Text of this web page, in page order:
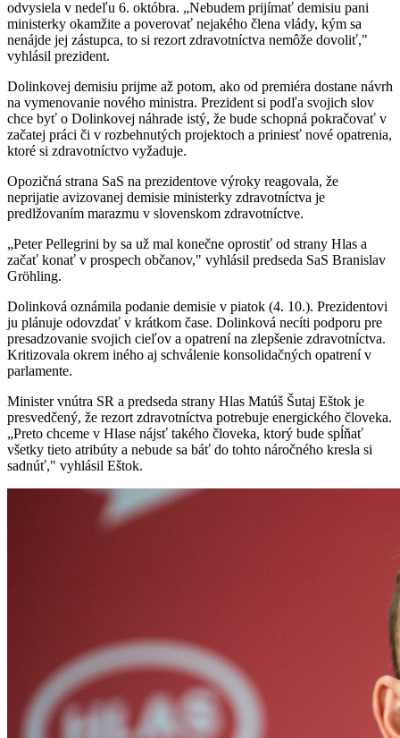
odvysiela v nedeľu 6. októbra. „Nebudem prijímať demisiu pani
ministerky okamžite a poverovať nejakého člena vlády, kým sa
nenájde jej zástupca, to si rezort zdravotníctva nemôže dovoliť,"
vyhlásil prezident.
Dolinkovej demisiu prijme až potom, ako od premiéra dostane návrh
na vymenovanie nového ministra. Prezident si podľa svojich slov
chce byť o Dolinkovej náhrade istý, že bude schopná pokračovať v
začatej práci či v rozbehnutých projektoch a priniesť nové opatrenia,
ktoré si zdravotníctvo vyžaduje.
Opozičná strana SaS na prezidentove výroky reagovala, že
neprijatie avizovanej demisie ministerky zdravotníctva je
predlžovaním marazmu v slovenskom zdravotníctve.
„Peter Pellegrini by sa už mal konečne oprostiť od strany Hlas a
začať konať v prospech občanov," vyhlásil predseda SaS Branislav
Gröhling.
Dolinková oznámila podanie demisie v piatok (4. 10.). Prezidentovi
ju plánuje odovzdať v krátkom čase. Dolinková necíti podporu pre
presadzovanie svojich cieľov a opatrení na zlepšenie zdravotníctva.
Kritizovala okrem iného aj schválenie konsolidačných opatrení v
parlamente.
Minister vnútra SR a predseda strany Hlas Matúš Šutaj Eštok je
presvedčený, že rezort zdravotníctva potrebuje energického človeka.
„Preto chceme v Hlase nájsť takého človeka, ktorý bude spĺňať
všetky tieto atribúty a nebude sa báť do tohto náročného kresla si
sadnúť," vyhlásil Eštok.